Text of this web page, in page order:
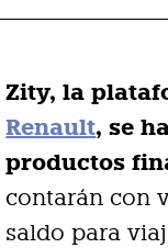
Zity, la
Renault, se
productos
contarán con
saldo para